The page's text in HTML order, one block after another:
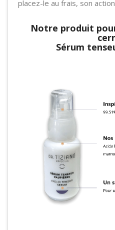
placez-le au frais, son
Notre produit
Sérum